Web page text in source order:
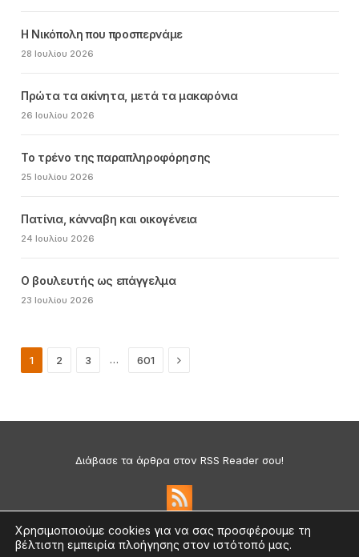
Η Νικόπολη που προσπερνάμε
28 Ιουλίου 2026
Πρώτα τα ακίνητα, μετά τα μακαρόνια
26 Ιουλίου 2026
Το τρένο της παραπληροφόρησης
25 Ιουλίου 2026
Πατίνια, κάνναβη και οικογένεια
24 Ιουλίου 2026
Ο βουλευτής ως επάγγελμα
23 Ιουλίου 2026
1 2 3 … 601 Next
Διάβασε τα άρθρα στον RSS Reader σου!
Πολιτική Απορρήτου & Cookies
Χρησιμοποιούμε cookies για να σας προσφέρουμε τη
βέλτιστη εμπειρία πλοήγησης στον ιστότοπό μας.